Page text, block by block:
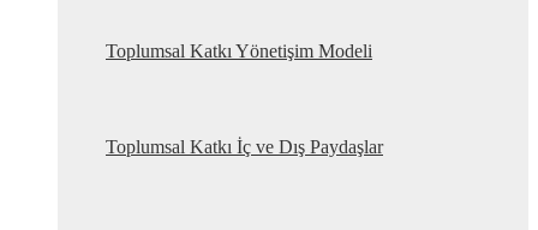
Toplumsal Katkı Yönetişim Modeli
Toplumsal Katkı İç ve Dış Paydaşlar